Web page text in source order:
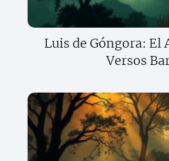
Luis de Góngora: El
Versos